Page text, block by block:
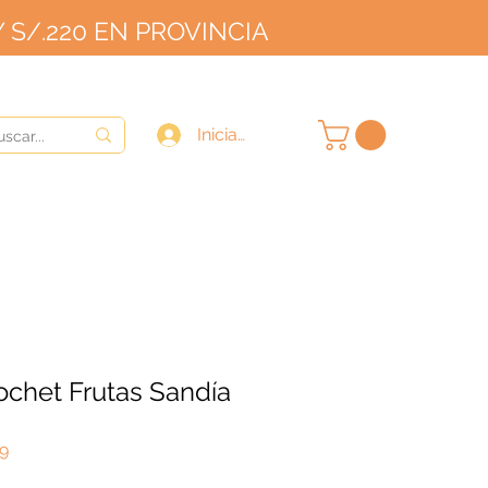
S/.220 EN PROVINCIA
Iniciar sesión
Frutas Sandía
Precio